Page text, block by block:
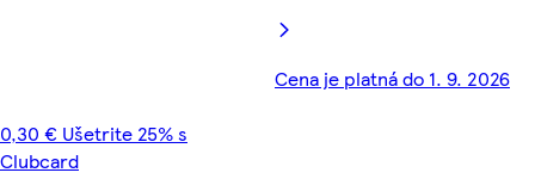
0,30 € Ušetrite 25% s
Clubcard
Cena je platná do 1. 9. 2026